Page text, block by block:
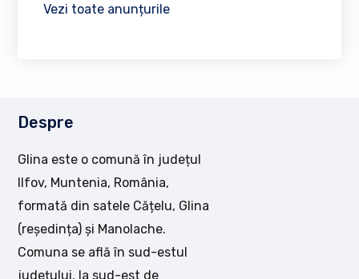
Vezi toate anunțurile
Despre
Glina este o comună în județul
Ilfov, Muntenia, România,
formată din satele Cățelu, Glina
(reședința) și Manolache.
Comuna se află în sud-estul
județului, la sud-est de